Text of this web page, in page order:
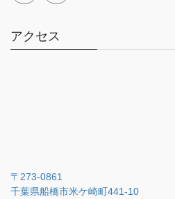
アクセス
〒273-0861
千葉県船橋市米ケ崎町441-10